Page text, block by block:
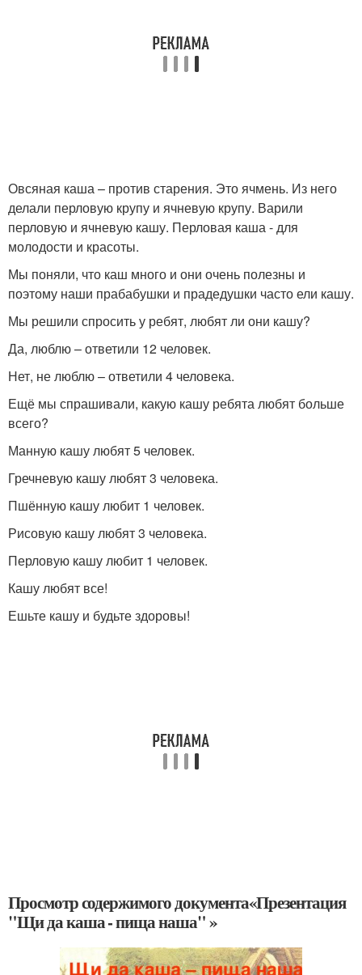
Овсяная каша – против старения. Это ячмень. Из него
делали перловую крупу и ячневую крупу. Варили
перловую и ячневую кашу. Перловая каша - для
молодости и красоты.
Мы поняли, что каш много и они очень полезны и
поэтому наши прабабушки и прадедушки часто ели кашу.
Мы решили спросить у ребят, любят ли они кашу?
Да, люблю – ответили 12 человек.
Нет, не люблю – ответили 4 человека.
Ещё мы спрашивали, какую кашу ребята любят больше
всего?
Манную кашу любят 5 человек.
Гречневую кашу любят 3 человека.
Пшённую кашу любит 1 человек.
Рисовую кашу любят 3 человека.
Перловую кашу любит 1 человек.
Кашу любят все!
Ешьте кашу и будьте здоровы!
Просмотр содержимого документа«Презентация
"Щи да каша - пища наша" »